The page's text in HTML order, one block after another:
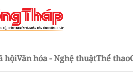
hộiVăn hóa - Nghệ thuậtThể thao